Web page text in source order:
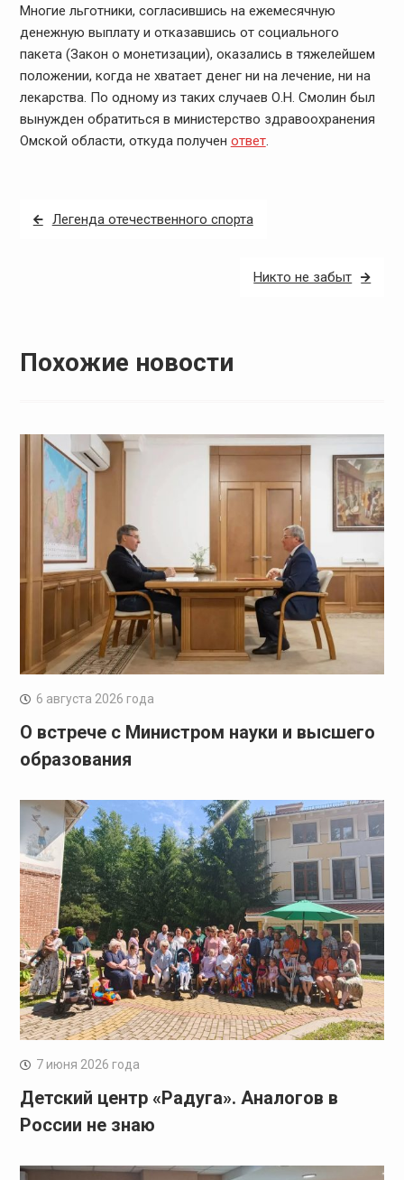
Многие льготники, согласившись на ежемесячную
денежную выплату и отказавшись от социального
пакета (Закон о монетизации), оказались в тяжелейшем
положении, когда не хватает денег ни на лечение, ни на
лекарства. По одному из таких случаев О.Н. Смолин был
вынужден обратиться в министерство здравоохранения
Омской области, откуда получен ответ.
Навигация
Легенда отечественного спорта
Никто не забыт
Похожие новости
6 августа 2026 года
О встрече с Министром науки и высшего
образования
7 июня 2026 года
Детский центр «Радуга». Аналогов в
России не знаю